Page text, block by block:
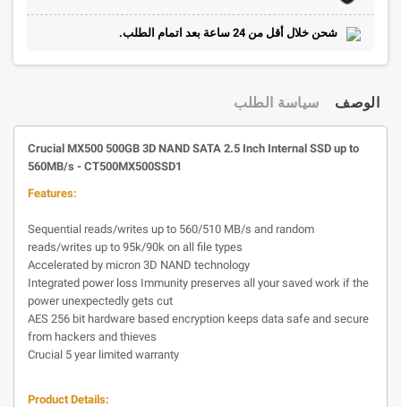
شحن خلال أقل من 24 ساعة بعد اتمام الطلب.
الوصف سياسة الطلب
Crucial MX500 500GB 3D NAND SATA 2.5 Inch Internal SSD up to
560MB/s - CT500MX500SSD1
Features:
Sequential reads/writes up to 560/510 MB/s and random
reads/writes up to 95k/90k on all file types
Accelerated by micron 3D NAND technology
Integrated power loss Immunity preserves all your saved work if the
power unexpectedly gets cut
AES 256 bit hardware based encryption keeps data safe and secure
from hackers and thieves
Crucial 5 year limited warranty
Product Details: